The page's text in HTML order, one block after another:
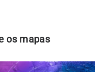
os mapas